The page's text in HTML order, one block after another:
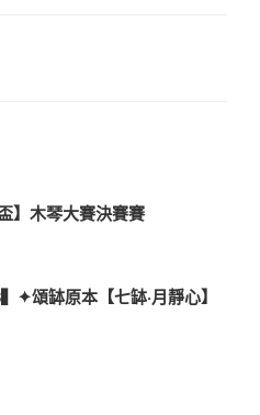
】木琴大賽決賽賽
頌缽原本【七缽·月靜心】